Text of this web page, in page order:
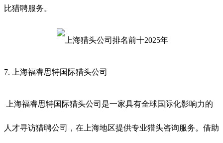
比猎聘服务。
7. 上海福睿思特国际猎头公司
上海福睿思特国际猎头公司是一家具有全球国际化影响力的
人才寻访猎聘公司，在上海地区提供专业猎头咨询服务。借助